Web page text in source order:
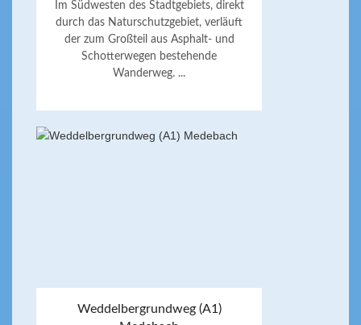
Im Südwesten des Stadtgebiets, direkt
durch das Naturschutzgebiet, verläuft
der zum Großteil aus Asphalt- und
Schotterwegen bestehende
Wanderweg. ...
Weddelbergrundweg (A1)